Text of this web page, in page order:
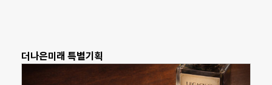
더나은미래 특별기획